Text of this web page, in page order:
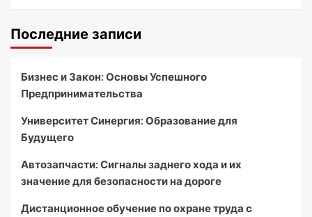
Последние записи
Бизнес и Закон: Основы Успешного
Предпринимательства
Университет Синергия: Образование для
Будущего
Автозапчасти: Сигналы заднего хода и их
значение для безопасности на дороге
Дистанционное обучение по охране труда с